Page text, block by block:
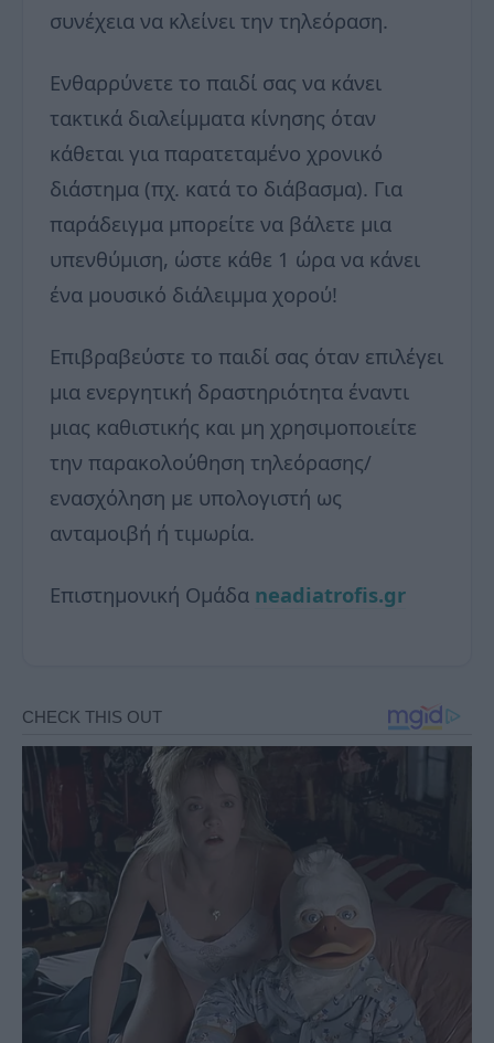
συνέχεια να κλείνει την τηλεόραση.
Ενθαρρύνετε το παιδί σας να κάνει
τακτικά διαλείμματα κίνησης όταν
κάθεται για παρατεταμένο χρονικό
διάστημα (πχ. κατά το διάβασμα). Για
παράδειγμα μπορείτε να βάλετε μια
υπενθύμιση, ώστε κάθε 1 ώρα να κάνει
ένα μουσικό διάλειμμα χορού!
Επιβραβεύστε το παιδί σας όταν επιλέγει
μια ενεργητική δραστηριότητα έναντι
μιας καθιστικής και μη χρησιμοποιείτε
την παρακολούθηση τηλεόρασης/
ενασχόληση με υπολογιστή ως
ανταμοιβή ή τιμωρία.
Επιστημονική Ομάδα neadiatrofis.gr